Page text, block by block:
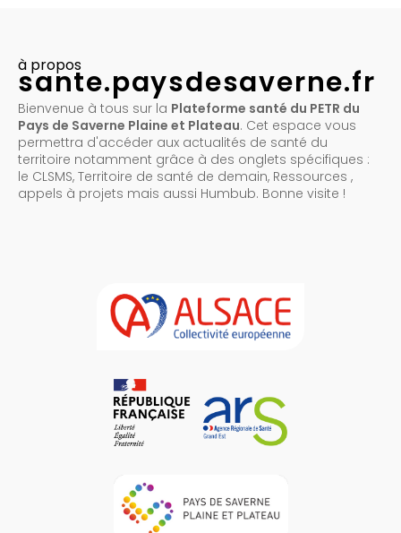
à propos
sante.paysdesaverne.fr
Bienvenue à tous sur la Plateforme santé du PETR du
Pays de Saverne Plaine et Plateau. Cet espace vous
permettra d'accéder aux actualités de santé du
territoire notamment grâce à des onglets spécifiques :
le CLSMS, Territoire de santé de demain, Ressources ,
appels à projets mais aussi Humbub. Bonne visite !